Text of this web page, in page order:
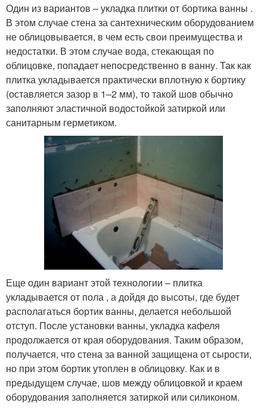
Один из вариантов – укладка плитки от бортика ванны .
В этом случае стена за сантехническим оборудованием
не облицовывается, в чем есть свои преимущества и
недостатки. В этом случае вода, стекающая по
облицовке, попадает непосредственно в ванну. Так как
плитка укладывается практически вплотную к бортику
(оставляется зазор в 1–2 мм), то такой шов обычно
заполняют эластичной водостойкой затиркой или
санитарным герметиком.
Еще один вариант этой технологии – плитка
укладывается от пола , а дойдя до высоты, где будет
располагаться бортик ванны, делается небольшой
отступ. После установки ванны, укладка кафеля
продолжается от края оборудования. Таким образом,
получается, что стена за ванной защищена от сырости,
но при этом бортик утоплен в облицовку. Как и в
предыдущем случае, шов между облицовкой и краем
оборудования заполняется затиркой или силиконом.